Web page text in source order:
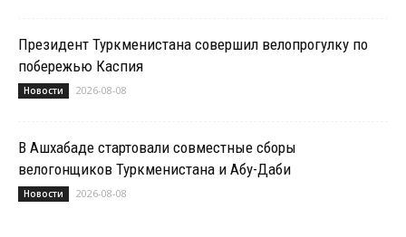
Президент Туркменистана совершил велопрогулку по
побережью Каспия
Новости 2026-08-08
В Ашхабаде стартовали совместные сборы
велогонщиков Туркменистана и Абу-Даби
Новости 2026-08-08